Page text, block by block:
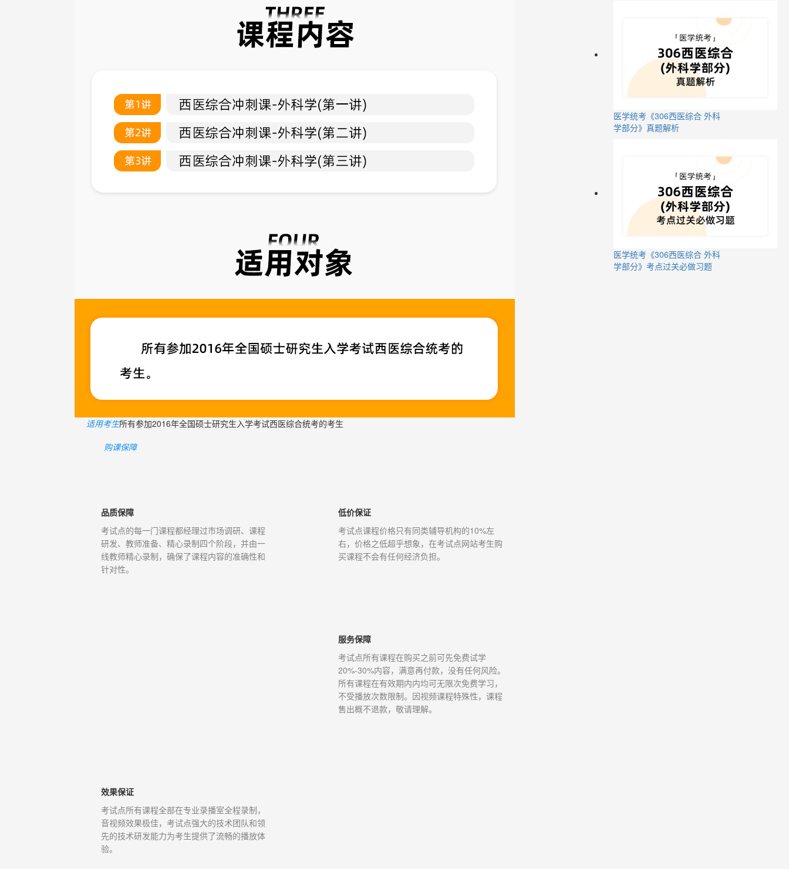
适用考生所有参加2016年全国硕士研究生入学考试西医综合统考的考生
购课保障
品质保障
考试点的每一门课程都经理过市场调研、课程
研发、教师准备、精心录制四个阶段，并由一
线教师精心录制，确保了课程内容的准确性和
针对性。
低价保证
考试点课程价格只有同类辅导机构的10%左
右，价格之低超乎想象，在考试点网站考生购
买课程不会有任何经济负担。
服务保障
考试点所有课程在购买之前可先免费试学
20%-30%内容，满意再付款，没有任何风险。
所有课程在有效期内内均可无限次免费学习，
不受播放次数限制。因视频课程特殊性，课程
售出概不退款，敬请理解。
效果保证
考试点所有课程全部在专业录播室全程录制，
音视频效果极佳，考试点强大的技术团队和领
先的技术研发能力为考生提供了流畅的播放体
验。
医学统考《306西医综合 外科
学部分》真题解析
医学统考《306西医综合 外科
学部分》考点过关必做习题